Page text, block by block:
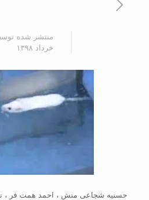
منتشر شده
خرداد ۱۳۹۸
حسنیه شجاعی منش ، احمد همت فر ،